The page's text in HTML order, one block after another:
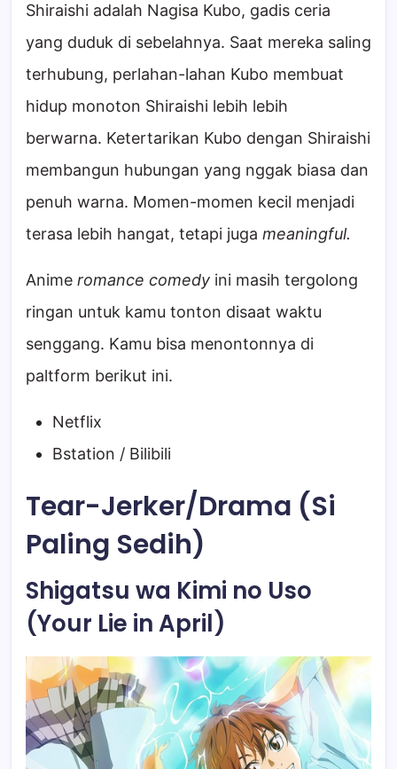
Shiraishi adalah Nagisa Kubo, gadis ceria
yang duduk di sebelahnya. Saat mereka saling
terhubung, perlahan-lahan Kubo membuat
hidup monoton Shiraishi lebih lebih
berwarna. Ketertarikan Kubo dengan Shiraishi
membangun hubungan yang nggak biasa dan
penuh warna. Momen-momen kecil menjadi
terasa lebih hangat, tetapi juga meaningful.
Anime romance comedy ini masih tergolong
ringan untuk kamu tonton disaat waktu
senggang. Kamu bisa menontonnya di
paltform berikut ini.
Netflix
Bstation / Bilibili
Tear-Jerker/Drama (Si
Paling Sedih)
Shigatsu wa Kimi no Uso
(Your Lie in April)